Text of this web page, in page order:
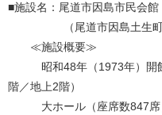
■施設名：尾道市因島市民会館
（尾道市因島土生町
≪施設概要≫
昭和48年（1973年）開館
階／地上2階）
大ホール（座席数847席）